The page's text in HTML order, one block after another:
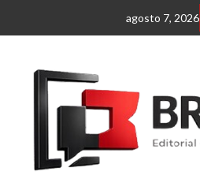
agosto 7, 2026